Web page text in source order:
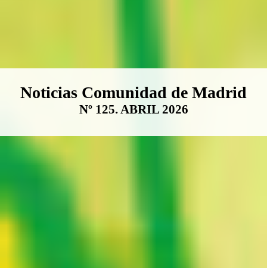
Boletín Noticias Comunidad de
Noticias Comunidad de Madrid
Nº 125. ABRIL 2026